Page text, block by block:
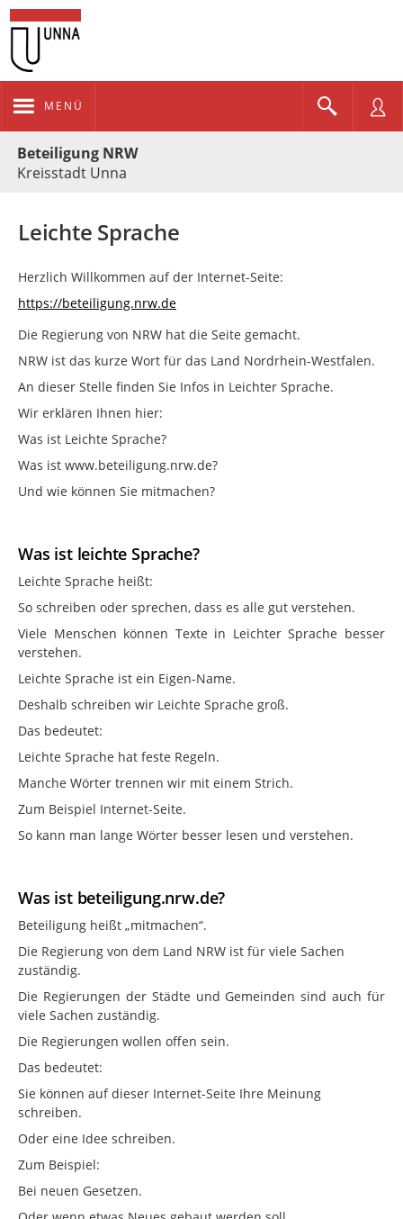
MENÜ
Beteiligung NRW
Kreisstadt Unna
Leichte Sprache
Herzlich Willkommen auf der Internet-Seite:
https://beteiligung.nrw.de
Die Regierung von NRW hat die Seite gemacht.
NRW ist das kurze Wort für das Land Nordrhein-Westfalen.
An dieser Stelle finden Sie Infos in Leichter Sprache.
Wir erklären Ihnen hier:
Was ist Leichte Sprache?
Was ist www.beteiligung.nrw.de?
Und wie können Sie mitmachen?
Was ist leichte Sprache?
Leichte Sprache heißt:
So schreiben oder sprechen, dass es alle gut verstehen.
Viele Menschen können Texte in Leichter Sprache besser
verstehen.
Leichte Sprache ist ein Eigen-Name.
Deshalb schreiben wir Leichte Sprache groß.
Das bedeutet:
Leichte Sprache hat feste Regeln.
Manche Wörter trennen wir mit einem Strich.
Zum Beispiel Internet-Seite.
So kann man lange Wörter besser lesen und verstehen.
Was ist beteiligung.nrw.de?
Beteiligung heißt „mitmachen“.
Die Regierung von dem Land NRW ist für viele Sachen
zuständig.
Die Regierungen der Städte und Gemeinden sind auch für
viele Sachen zuständig.
Die Regierungen wollen offen sein.
Das bedeutet:
Sie können auf dieser Internet-Seite Ihre Meinung
schreiben.
Oder eine Idee schreiben.
Zum Beispiel:
Bei neuen Gesetzen.